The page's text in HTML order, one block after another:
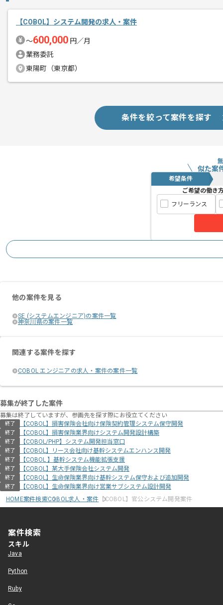
【COBOL】システム開発の求人・案件
〜600,000 円／月
業務委託
東陽町（東京都）
条件を絞って案件を探す
似た案
希望条件
ご希望の働き
フリーランス
他の案件を見る
SE (システムエンジニア)の案件一覧
神奈川県の案件一覧
関連する案件を探す
COBOL エンジニアの求人・案件の案件一覧
募集が終了した案件
募集は終了していますが、参画先を探す際にお役立てください
終了 【COBOL】損害保険会社向け保険契約管理システム保守開発
終了 【COBOL】損害保険業界向けシステム開発設計構築
終了 【COBOL/PHP】システム開発担当窓口
終了 【COBOL】リース会社向け基幹システムエンハンス開発
終了 【COBOL 】基幹システム機能拡張支援
終了 【COBOL】某大手保険会社システム開発
終了 【COBOL】生命保険業界向け基幹システム保守および追加開発
終了
【COBOL】生命保険業界向け営業サブシステム設計開発
HOME案件検索COBOL求人・案件 【COBOL】官公システム開発案件
案件検索
スキル
Java
Python
Ruby